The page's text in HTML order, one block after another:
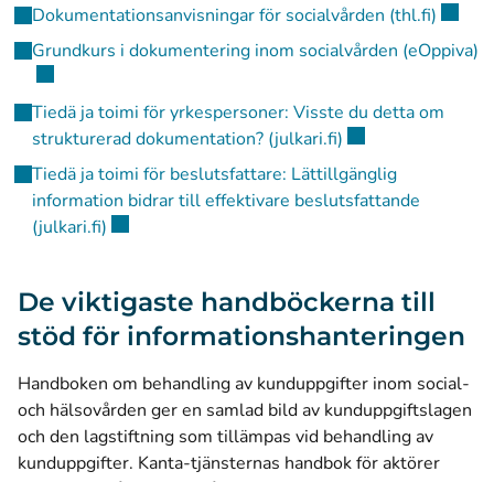
Dokumentationsanvisningar för socialvården (thl.fi)
Grundkurs i dokumentering inom socialvården (eOppiva)
Tiedä ja toimi för yrkespersoner: Visste du detta om
strukturerad dokumentation? (julkari.fi)
Tiedä ja toimi för beslutsfattare: Lättillgänglig
information bidrar till effektivare beslutsfattande
(julkari.fi)
De viktigaste handböckerna till
stöd för informationshanteringen
Handboken om behandling av kunduppgifter inom social-
och hälsovården ger en samlad bild av kunduppgiftslagen
och den lagstiftning som tillämpas vid behandling av
kunduppgifter. Kanta-tjänsternas handbok för aktörer